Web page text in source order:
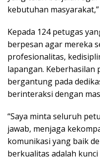
kebutuhan
Kepada 124 petugas
berpesan agar mereka
profesionalitas,
lapangan.
bergantung pada
berinteraksi dengan
“Saya minta seluruh
jawab, menjaga
komunikasi yang baik
berkualitas adalah